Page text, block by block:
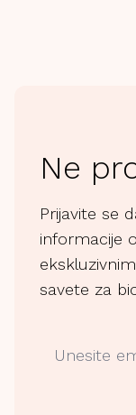
Ne
Prijavite se
informacije
savete za